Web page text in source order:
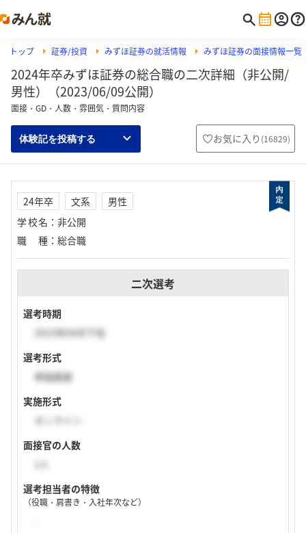
トップ 証券/投資 みずほ証券の就活情報 みずほ証券の面接情報一覧
2024年卒みずほ証券の総合職の二次詳細（非公開/
男性）（2023/06/09公開）
面接・GD・人数・雰囲気・質問内容
体験記を投稿する お気に入り (16829)
24年卒 文系
男性
学校名 ： 非公開
職種 ： 総合職
二次選考
選考時期
2023年04月下旬
選考形式
単独面接
実施形式
オンライン
面接官の人数
選考担当者の特徴
（役職・肩書き・入社年次など）